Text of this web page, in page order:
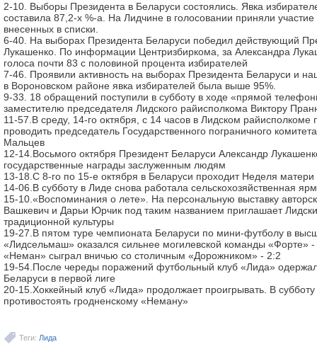
2-10. Выборы Президента в Беларуси состоялись. Явка
составила 87,2-х %-а. На Лидчине в голосовании приняли
внесенных в списки.
6-40. На выборах Президента Беларуси победил действующий
Лукашенко. По информации Центризбиркома, за Александра
голоса почти 83 с половиной процента избирателей
7-46. Проявили активность на выборах Президента Беларуси и
в Вороновском районе явка избирателей была выше 95%.
9-33. 18 обращений поступили в субботу в ходе «прямой
заместителю председателя Лидского райисполкома Виктору
11-57.В среду, 14-го октября, с 14 часов в Лидском райисполкоме
проводить председатель Государственного пограничного
Мальцев
12-14.Восьмого октября Президент Беларуси Александр
государственные награды заслуженным людям
13-18.С 8-го по 15-е октября в Беларуси проходит Неделя матери
14-06.В субботу в Лиде снова работала сельскохозяйственная
15-10.«Воспоминания о лете». На персональную выставку
Вашкевич и Дарьи Юрчик под таким названием приглашает
традиционной культуры
19-27.В пятом туре чемпионата Беларуси по мини-футболу в
«Лидсельмаш» оказался сильнее могилевской команды «Форте» -
«Неман» сыграл вничью со столичным «Дорожником» - 2:2
19-54.После череды поражений футбольный клуб «Лида»
Беларуси в первой лиге
20-15.Хоккейный клуб «Лида» продолжает проигрывать. В
противостоять гродненскому «Неману»
Теги: Лида